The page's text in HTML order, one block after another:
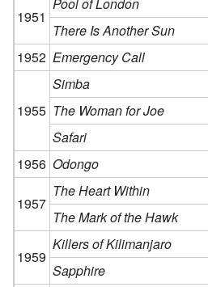
1951
Pool of London
There Is Another Sun
1952 Emergency Call
1955
Simba
The Woman for Joe
Safari
1956 Odongo
1957
The Heart Within
The Mark of the Hawk
1959
Killers of Kilimanjaro
Sapphire